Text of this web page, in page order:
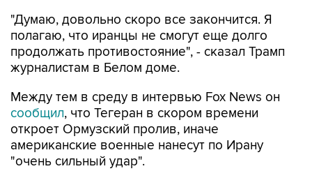
"Думаю, довольно скоро все закончится. Я
полагаю, что иранцы не смогут еще долго
продолжать противостояние", - сказал Трамп
журналистам в Белом доме.
Между тем в среду в интервью Fox News он
сообщил, что Тегеран в скором времени
откроет Ормузский пролив, иначе
американские военные нанесут по Ирану
"очень сильный удар".